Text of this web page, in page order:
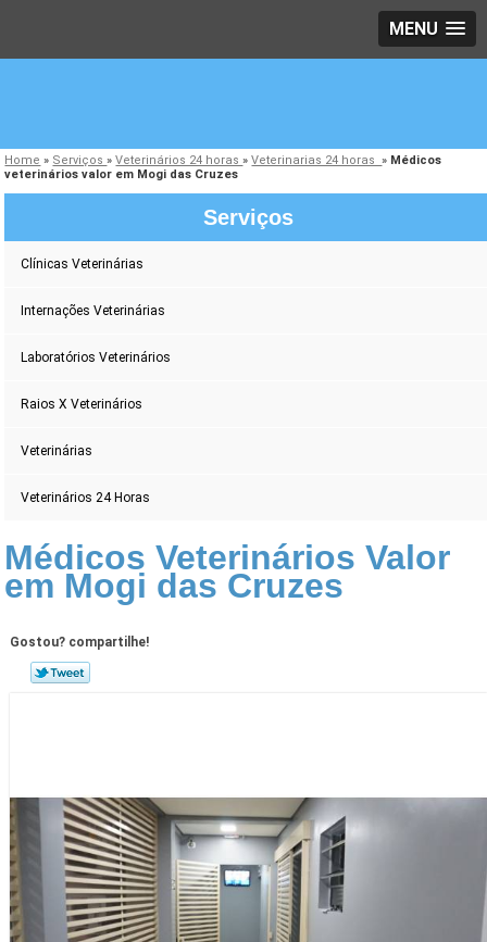
MENU
Home » Serviços»Veterinários 24 horas»Veterinarias 24 horas» Médicos
veterinários valor em Mogi das Cruzes
Serviços
Clínicas Veterinárias
Internações Veterinárias
Laboratórios Veterinários
Raios X Veterinários
Veterinárias
Veterinários 24 Horas
Médicos Veterinários Valor
em Mogi das Cruzes
Gostou? compartilhe!